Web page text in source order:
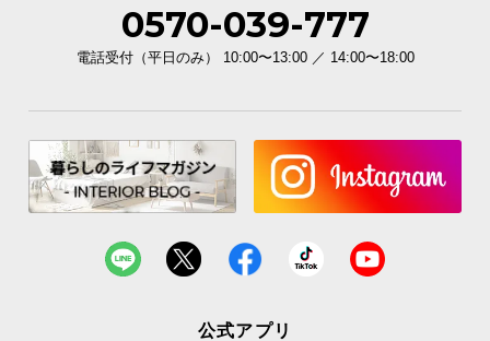
カラーバリエーション
ナチュラル
0570-039-777
電話受付（平日のみ） 10:00〜13:00 ／ 14:00〜18:00
公式アプリ